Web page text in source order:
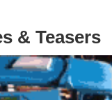
& Teasers